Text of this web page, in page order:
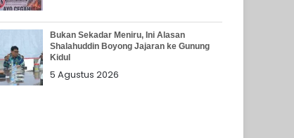
Bukan Sekadar Meniru, Ini Alasan
Shalahuddin Boyong Jajaran ke Gunung
Kidul
5 Agustus 2026